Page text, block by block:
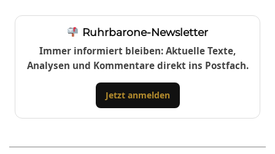
Ruhrbarone-Newsletter
Immer informiert bleiben: Aktuelle Texte,
Analysen und Kommentare direkt ins Postfach.
Jetzt anmelden